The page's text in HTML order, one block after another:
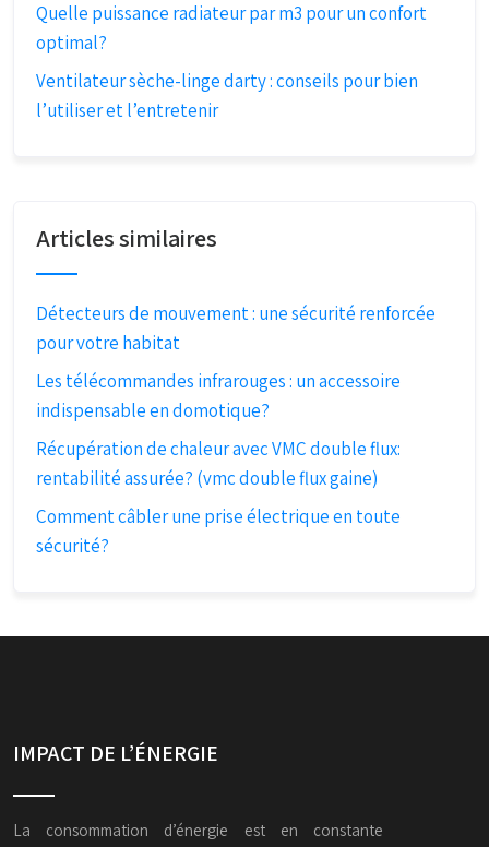
Quelle puissance radiateur par m3 pour un confort
optimal?
Ventilateur sèche-linge darty : conseils pour bien
l’utiliser et l’entretenir
Articles similaires
Détecteurs de mouvement : une sécurité renforcée
pour votre habitat
Les télécommandes infrarouges : un accessoire
indispensable en domotique?
Récupération de chaleur avec VMC double flux:
rentabilité assurée? (vmc double flux gaine)
Comment câbler une prise électrique en toute
sécurité?
IMPACT DE L’ÉNERGIE
La consommation d’énergie est en constante